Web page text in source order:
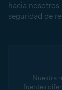
hacia nosotros
seguridad de
Nuestra
fuentes